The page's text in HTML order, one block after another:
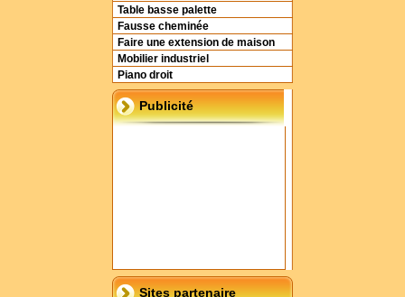
Table basse palette
Fausse cheminée
Faire une extension de maison
Mobilier industriel
Piano droit
Publicité
Sites partenaire